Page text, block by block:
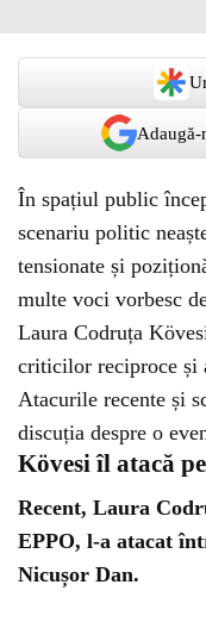
Adaugă-
În spațiul public
scenariu politic
tensionate și
multe voci vorbesc
Laura Codruța
criticilor reciproce și
Atacurile recente și
discuția despre o
Kövesi îl atacă
Recent, Laura
EPPO, l-a atacat
Nicușor Dan.